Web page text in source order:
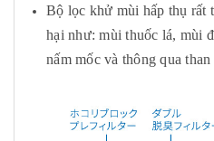
Bộ lọc khử mùi hấp thụ rất
hại như: mùi thuốc lá, mùi
nấm mốc và thông qua